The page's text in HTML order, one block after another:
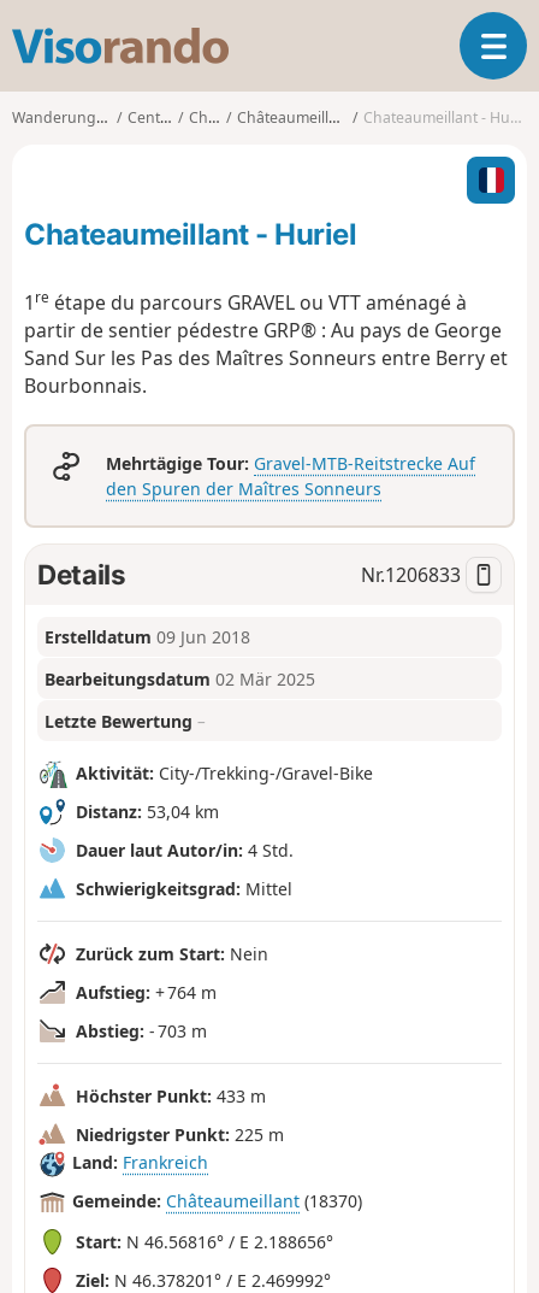
s
o
o
T
o
g
l
n
a
t
Wanderungen Centre Cher Châteaumeillant Chateaumeillant - Huriel
Chateaumeillant - Huriel
1 re étape du parcours GRAVEL ou VTT aménagé à
partir de sentier pédestre GRP® : Au pays de George
Sand Sur les Pas des Maîtres Sonneurs entre Berry et
Bourbonnais.
Mehrtägige Tour: Gravel-MTB-Reitstrecke Auf
den Spuren der Maîtres Sonneurs
Details Nr.1206833
Erstelldatum 09 Jun 2018
Bearbeitungsdatum 02 Mär 2025
Letzte Bewertung –
Aktivität: City-/Trekking-/Gravel-Bike
Distanz: 53,04 km
Dauer laut Autor/in: 4 Std.
Schwierigkeitsgrad: Mittel
Zurück zum Start: Nein
Aufstieg: + 764 m
Abstieg: - 703 m
Höchster Punkt: 433 m
Niedrigster Punkt: 225 m
Land: Frankreich
Gemeinde: Châteaumeillant (18370)
Start: N 46.56816° / E 2.188656°
Ziel: N 46.378201° / E 2.469992°